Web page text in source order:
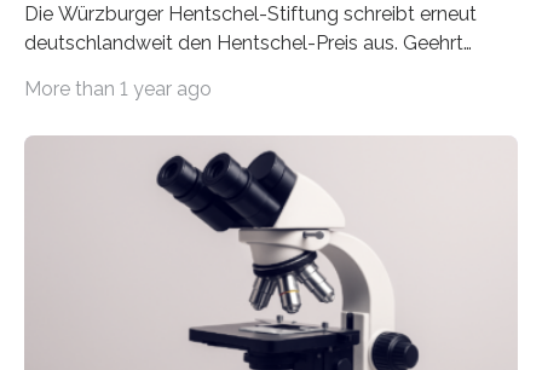
Die Würzburger Hentschel-Stiftung schreibt erneut
deutschlandweit den Hentschel-Preis aus. Geehrt
hochrangige wissenschaftliche Publikation zum Thema
Schlaganfall“ mit Sitz in Würzburg fördert die
Schlaganfallforschung, um die Behandlung der
Betroffenen zu verbessern. Dazu schreibt sie auch in
diesem Jahr wieder deutschlandweit den Hentschel-
Preis aus. Er richtet sich gezielt an jüngere
Forscherinnen und Forscher unter 40 Jahren. Geehrt
werden soll eine herausragende Doktorarbeit oder eine
hochrangige wissenschaftliche Publikation zum Thema
More than 1 year ago